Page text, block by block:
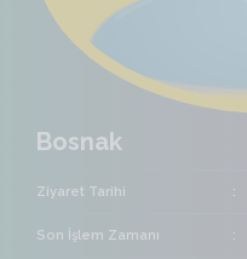
Bosnak
Ziyaret Tarihi
Son İşlem Zamanı